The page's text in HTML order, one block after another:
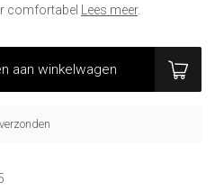
comfortabel Lees meer.
aan winkelwagen